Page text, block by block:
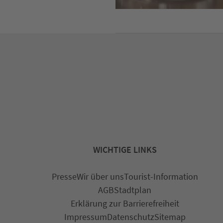
WICHTIGE LINKS
PresseWir über unsTourist-Information
AGBStadtplan
Erklärung zur Barrierefreiheit
ImpressumDatenschutzSitemap